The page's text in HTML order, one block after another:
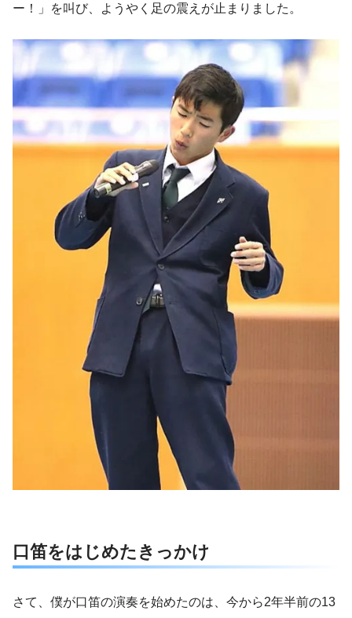
ー！」を叫び、ようやく足の震えが止まりました。
口笛をはじめたきっかけ
さて、僕が口笛の演奏を始めたのは、今から2年半前の13